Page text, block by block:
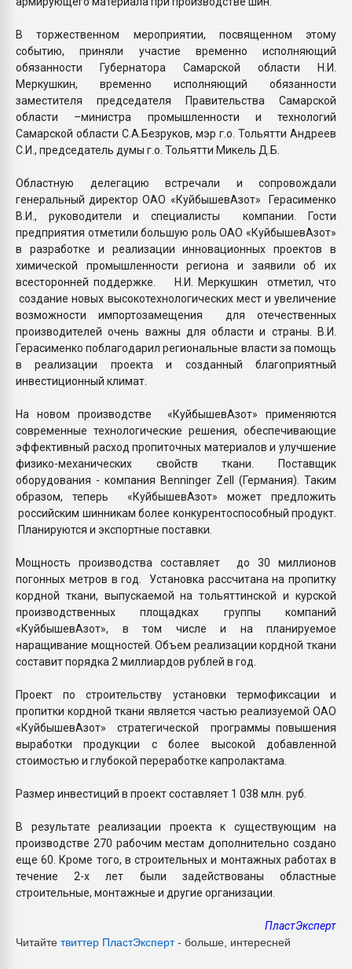
В торжественном мероприятии, посвященном этому
событию, приняли участие временно исполняющий
обязанности Губернатора Самарской области Н.И.
Меркушкин, временно исполняющий обязанности
заместителя председателя Правительства Самарской
области –министра промышленности и технологий
Самарской области С.А.Безруков, мэр г.о. Тольятти Андреев
С.И., председатель думы г.о. Тольятти Микель Д.Б.
Областную делегацию встречали и сопровождали
генеральный директор ОАО «КуйбышевАзот» Герасименко
В.И., руководители и специалисты компании. Гости
предприятия отметили большую роль ОАО «КуйбышевАзот»
в разработке и реализации инновационных проектов в
химической промышленности региона и заявили об их
всесторонней поддержке. Н.И. Меркушкин отметил, что
создание новых высокотехнологических мест и увеличение
возможности импортозамещения для отечественных
производителей очень важны для области и страны. В.И.
Герасименко поблагодарил региональные власти за помощь
в реализации проекта и созданный благоприятный
инвестиционный климат.
На новом производстве «КуйбышевАзот» применяются
современные технологические решения, обеспечивающие
эффективный расход пропиточных материалов и улучшение
физико-механических свойств ткани. Поставщик
оборудования - компания Benninger Zell (Германия). Таким
образом, теперь «КуйбышевАзот» может предложить
российским шинникам более конкурентоспособный продукт.
Планируются и экспортные поставки.
Мощность производства составляет до 30 миллионов
погонных метров в год. Установка рассчитана на пропитку
кордной ткани, выпускаемой на тольяттинской и курской
производственных площадках группы компаний
«КуйбышевАзот», в том числе и на планируемое
наращивание мощностей. Объем реализации кордной ткани
составит порядка 2 миллиардов рублей в год.
Проект по строительству установки термофиксации и
пропитки кордной ткани является частью реализуемой ОАО
«КуйбышевАзот» стратегической программы повышения
выработки продукции с более высокой добавленной
стоимостью и глубокой переработке капролактама.
Размер инвестиций в проект составляет 1 038 млн. руб.
В результате реализации проекта к существующим на
производстве 270 рабочим местам дополнительно создано
еще 60. Кроме того, в строительных и монтажных работах в
течение 2-х лет были задействованы областные
строительные, монтажные и другие организации.
ПластЭксперт
Читайте твиттер ПластЭксперт- больше, интересней